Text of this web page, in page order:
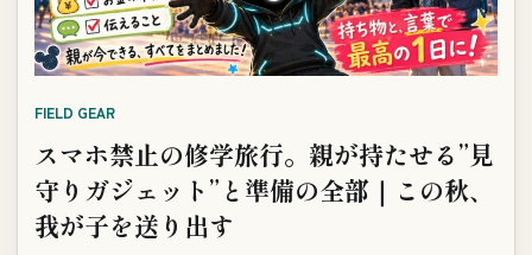
FIELD GEAR
スマホ禁止の修学旅行。親が持たせる”見
守りガジェット”と準備の全部｜この秋、
我が子を送り出す